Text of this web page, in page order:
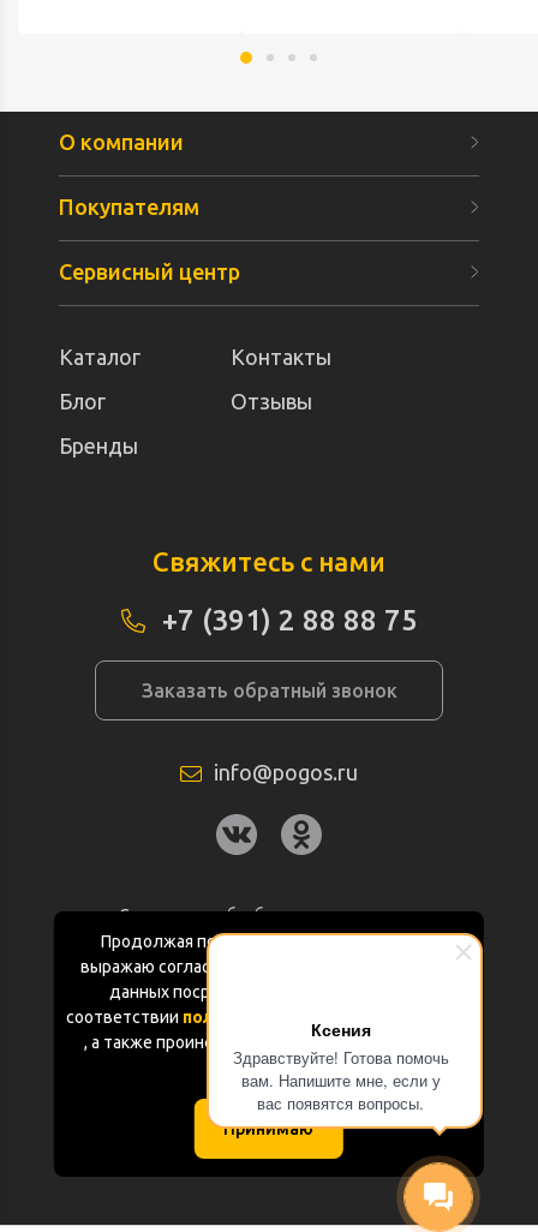
Ксения
Здравствуйте! Готова помочь
вам. Напишите мне, если у
вас появятся вопросы.
Продолжая пользоваться данным сайтом
выражаю согласие на обработку персональных
данных посредством Яндекс.Метрика в
соответствии политикой конфиденциальности
, а также проинформирован об использовании
Cookie-файлов
Принимаю
О компании
Покупателям
Сервисный центр
Каталог
Контакты
Блог
Отзывы
Бренды
Свяжитесь с нами
+7 (391) 2 88 88 75
Заказать обратный звонок
info@pogos.ru
Согласие на обработку персональных
данных
Политика конфиденциальности
Документация
Карта сайта
(с) «POGOS.ru» 2010-2026 (ИП Чивчян М.Р.)